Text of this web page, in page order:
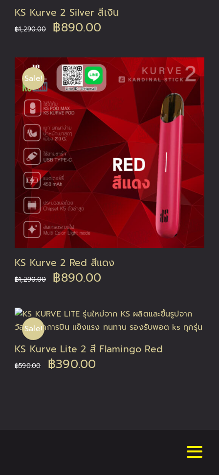
KS Kurve 2 Silver สีเงิน
฿1,290.00
Original
was:
฿1,290.00.
฿890.00
is:
฿890.00.
Sale!
KS Kurve 2 Red สีแดง
฿1,290.00
Original
was:
฿890.00
is:
Sale!
KS Kurve Lite 2 สี Flamingo Red
฿590.00
Original
฿390.00